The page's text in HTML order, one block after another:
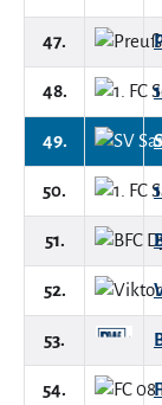
47.
48.
49.
50.
51.
52.
53.
54.